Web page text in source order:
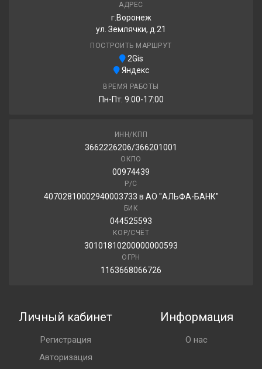
АДРЕС
г.Воронеж
ул. Землячки, д.21
ПОСТРОИТЬ МАРШРУТ
2Gis
Яндекс
ВРЕМЯ РАБОТЫ
Пн-Пт: 9:00-17:00
ИНН/КПП
3662226206/366201001
ОКПО
00974439
Р/С
40702810002940003733 в АО "АЛЬФА-БАНК"
БИК
044525593
КОР/СЧЁТ
30101810200000000593
ОГРН
1163668066726
Личный кабинет
Регистрация
Авторизация
Информация
О нас